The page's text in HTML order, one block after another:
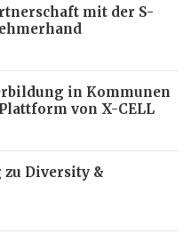
mit der S-
in Kommunen
von X-CELL
zu Diversity &